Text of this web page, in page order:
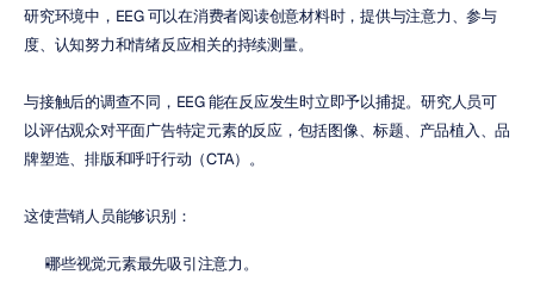
研究环境中，EEG 可以在消费者阅读创意材料时，提供与注意力、参与
度、认知努力和情绪反应相关的持续测量。
与接触后的调查不同，EEG 能在反应发生时立即予以捕捉。研究人员可
以评估观众对平面广告特定元素的反应，包括图像、标题、产品植入、品
牌塑造、排版和呼吁行动（CTA）。
这使营销人员能够识别：
哪些视觉元素最先吸引注意力。